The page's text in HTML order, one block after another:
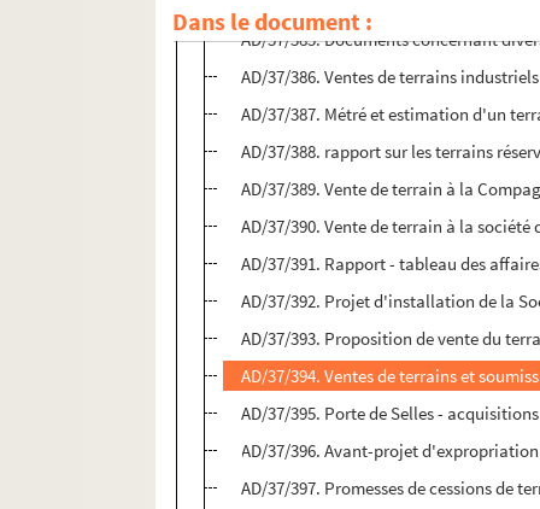
Dans le document :
AD/37/385. Documents concernant
AD/37/386. Ventes de terrains
AD/37/387. Métré et estimation d'un
AD/37/388. rapport sur les terrains
AD/37/389. Vente de terrain à la
AD/37/390. Vente de terrain à la
AD/37/391. Rapport - tableau des
AD/37/392. Projet d'installation de la
AD/37/393. Proposition de vente du
AD/37/394. Ventes de terrains et
AD/37/395. Porte de Selles -
AD/37/396. Avant-projet
AD/37/397. Promesses de cessions de